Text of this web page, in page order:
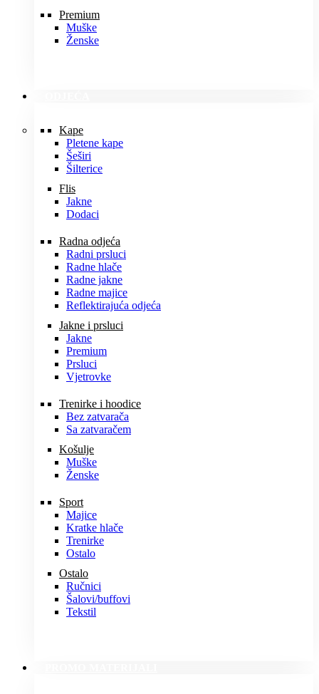
Premium
Muške
Ženske
Kape
Pletene kape
Šeširi
Šilterice
Flis
Jakne
Dodaci
Radna odjeća
Radni prsluci
Radne hlače
Radne jakne
Radne majice
Reflektirajuća odjeća
Jakne i prsluci
Jakne
Premium
Prsluci
Vjetrovke
Trenirke i hoodice
Bez zatvarača
Sa zatvaračem
Košulje
Muške
Ženske
Sport
Majice
Kratke hlače
Trenirke
Ostalo
Ostalo
Ručnici
Šalovi/buffovi
Tekstil